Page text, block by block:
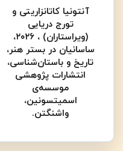
آنتونیا کاتانزاریتی و
تورج دریایی
(ویراستاران) ، ۲۰۲۶،
ساسانیان در بستر هنر،
تاریخ و باستان‌شناسی،
انتشارات پژوهشی
موسسه‌ی
اسمیتسونین،
واشنگتن.